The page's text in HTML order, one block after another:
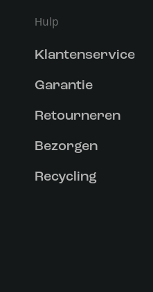
Hulp
Klantenservice
Garantie
Retourneren
Bezorgen
Recycling